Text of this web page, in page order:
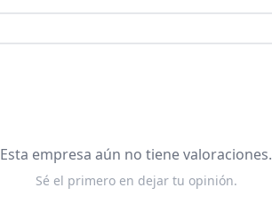
Esta empresa aún no tiene valoraciones.
Sé el primero en dejar tu opinión.